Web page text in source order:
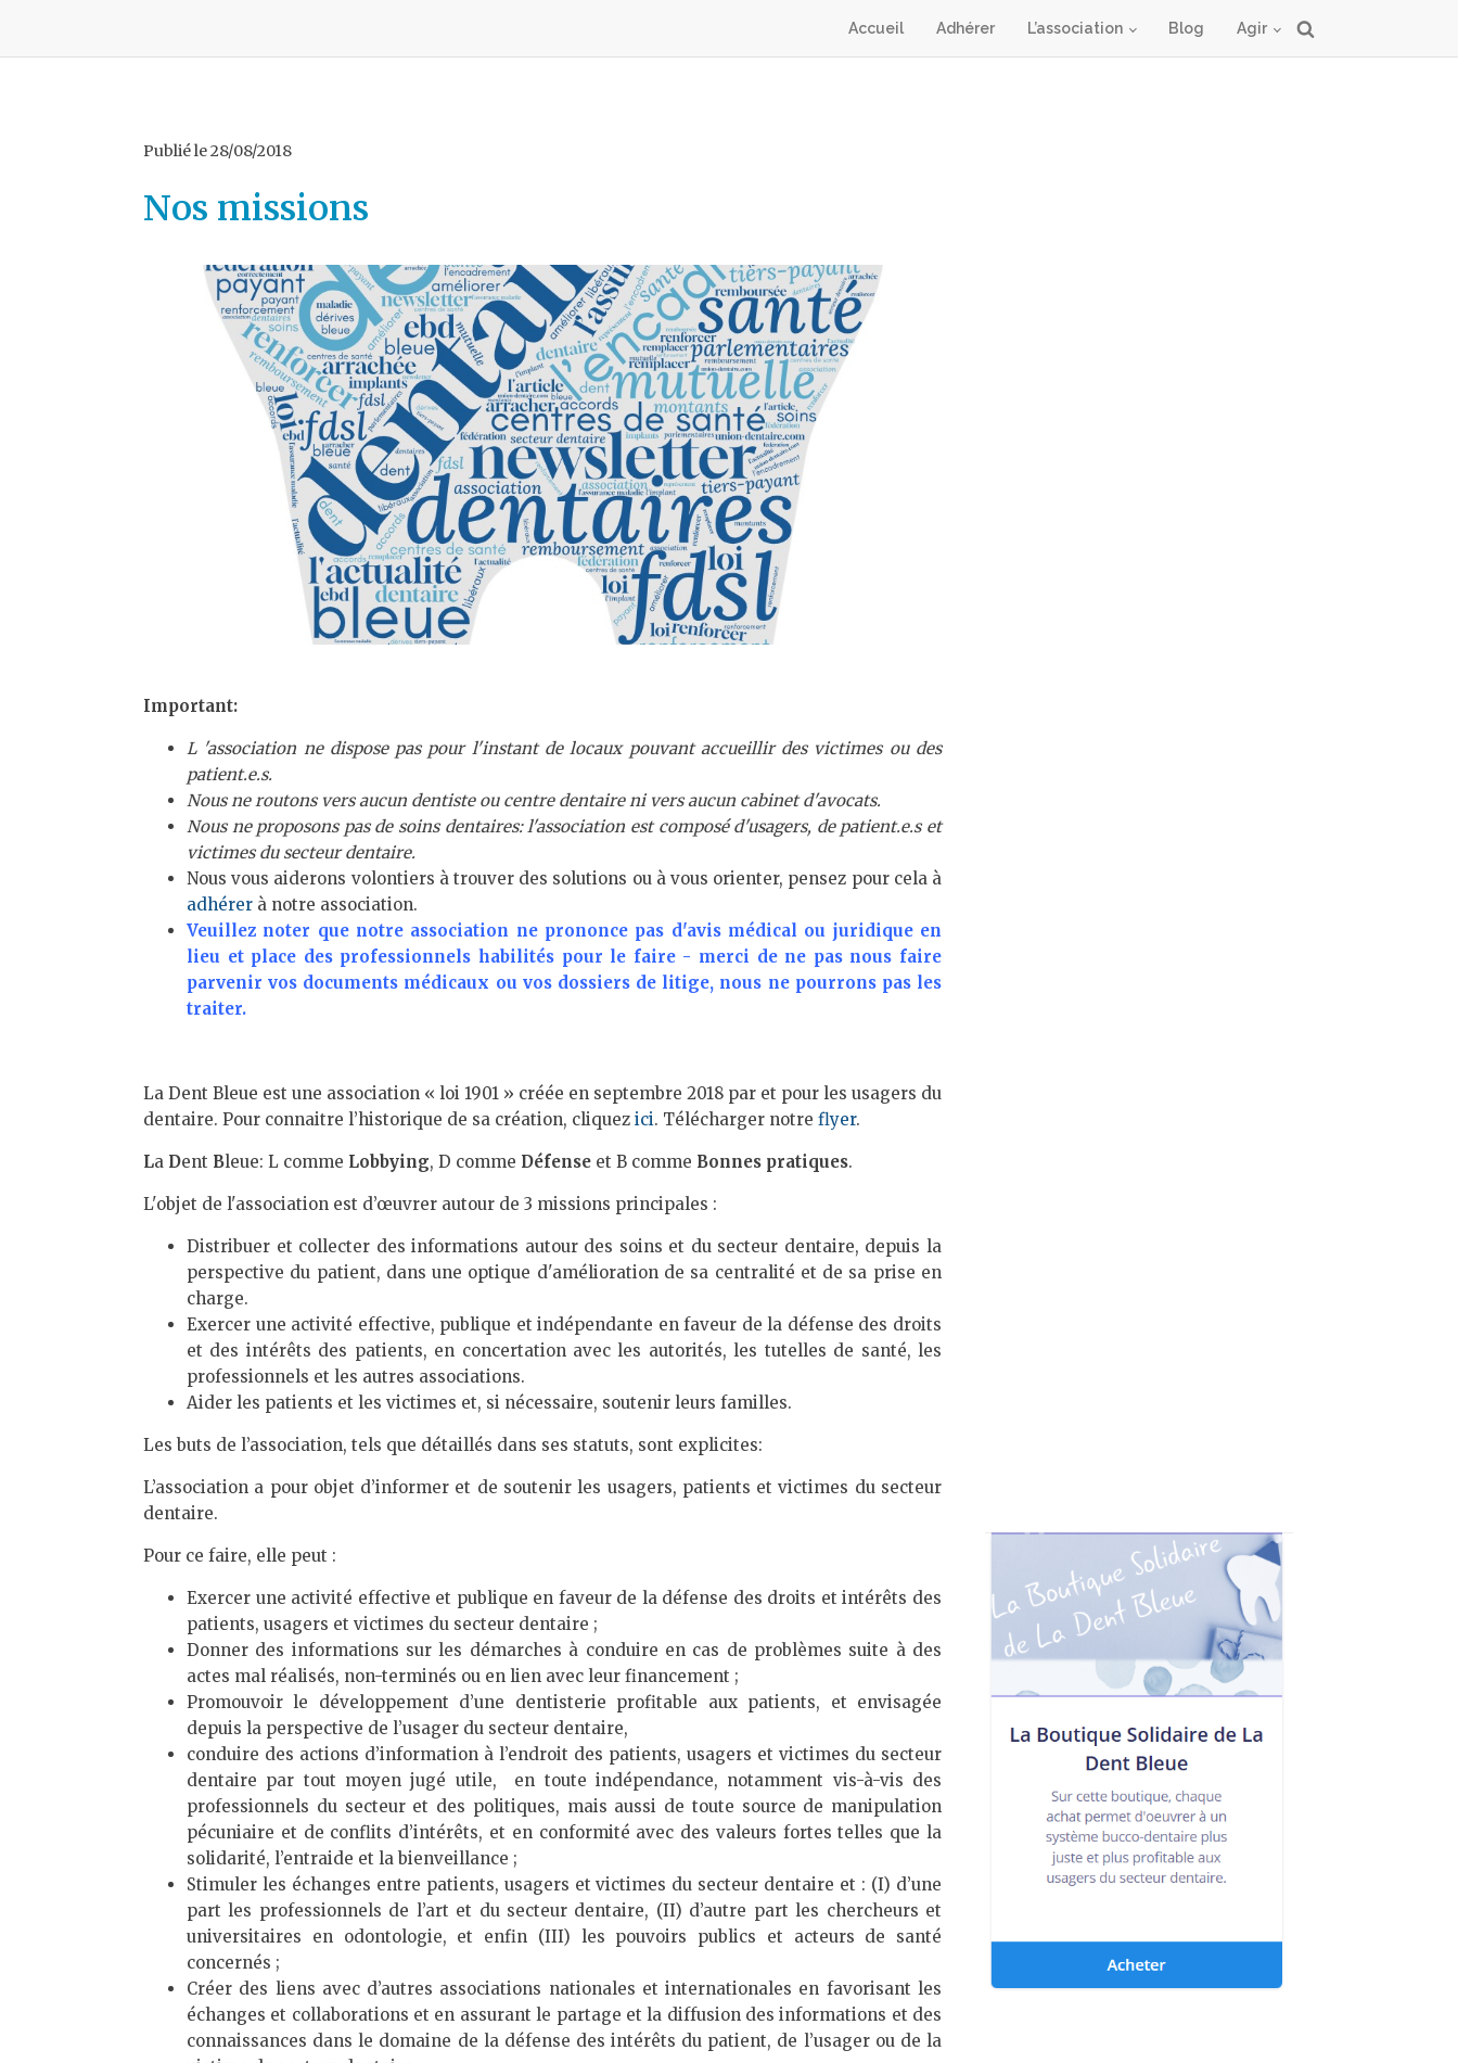
Accueil Adhérer L’association Blog Agir
Publié le28/08/2018
Nos missions
Important:
L 'association ne dispose pas pour l'instant de locaux pouvant accueillir des victimes ou des
patient.e.s.
Nous ne routons vers aucun dentiste ou centre dentaire ni vers aucun cabinet d'avocats.
Nous ne proposons pas de soins dentaires: l'association est composé d'usagers, de patient.e.s et
victimes du secteur dentaire.
Nous vous aiderons volontiers à trouver des solutions ou à vous orienter, pensez pour cela à
adhérer à notre association.
Veuillez noter que notre association ne prononce pas d'avis médical ou juridique en
lieu et place des professionnels habilités pour le faire - merci de ne pas nous faire
parvenir vos documents médicaux ou vos dossiers de litige, nous ne pourrons pas les
traiter.
La Dent Bleue est une association « loi 1901 » créée en septembre 2018 par et pour les usagers du
dentaire. Pour connaitre l’historique de sa création, cliquez ici. Télécharger notre flyer.
La Dent Bleue: L comme Lobbying, D comme Défense et B comme Bonnes pratiques.
L'objet de l'association est d’œuvrer autour de 3 missions principales :
Distribuer et collecter des informations autour des soins et du secteur dentaire, depuis la
perspective du patient, dans une optique d'amélioration de sa centralité et de sa prise en
charge.
Exercer une activité effective, publique et indépendante en faveur de la défense des droits
et des intérêts des patients, en concertation avec les autorités, les tutelles de santé, les
professionnels et les autres associations.
Aider les patients et les victimes et, si nécessaire, soutenir leurs familles.
Les buts de l’association, tels que détaillés dans ses statuts, sont explicites:
L’association a pour objet d’informer et de soutenir les usagers, patients et victimes du secteur
dentaire.
Pour ce faire, elle peut :
Exercer une activité effective et publique en faveur de la défense des droits et intérêts des
patients, usagers et victimes du secteur dentaire ;
Donner des informations sur les démarches à conduire en cas de problèmes suite à des
actes mal réalisés, non-terminés ou en lien avec leur financement ;
Promouvoir le développement d’une dentisterie profitable aux patients, et envisagée
depuis la perspective de l’usager du secteur dentaire,
conduire des actions d’information à l’endroit des patients, usagers et victimes du secteur
dentaire par tout moyen jugé utile, en toute indépendance, notamment vis-à-vis des
professionnels du secteur et des politiques, mais aussi de toute source de manipulation
pécuniaire et de conflits d’intérêts, et en conformité avec des valeurs fortes telles que la
solidarité, l’entraide et la bienveillance ;
Stimuler les échanges entre patients, usagers et victimes du secteur dentaire et : (I) d’une
part les professionnels de l’art et du secteur dentaire, (II) d’autre part les chercheurs et
universitaires en odontologie, et enfin (III) les pouvoirs publics et acteurs de santé
concernés ;
Créer des liens avec d’autres associations nationales et internationales en favorisant les
échanges et collaborations et en assurant le partage et la diffusion des informations et des
connaissances dans le domaine de la défense des intérêts du patient, de l’usager ou de la